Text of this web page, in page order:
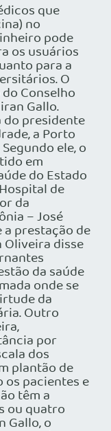
que
no
pode
os usuários
para a
O
Conselho
Gallo.
do presidente
a Porto
ele, o
em
do Estado
de
da
– José
a prestação de
Oliveira disse
da saúde
onde se
da
Outro
por
dos
plantão de
os pacientes e
têm a
ou quatro
Gallo, o